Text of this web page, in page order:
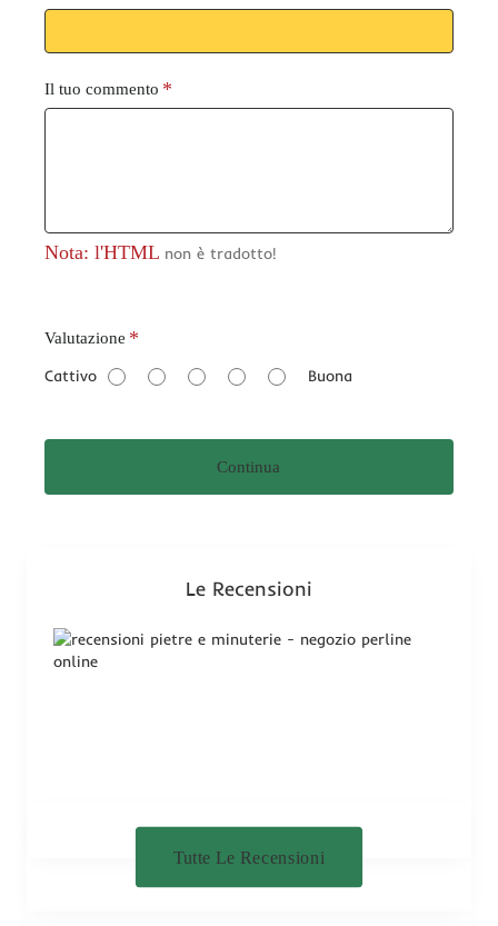
Il tuo commento
Nota: l'HTML non è tradotto!
V
l
t
z
Valutazione
Cattivo Buona
Continua
Le Recensioni
Tutte Le Recensioni